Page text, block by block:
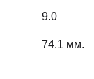
9.0
74.1 мм.